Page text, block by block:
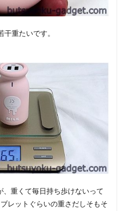
重たいです。
、重くて毎日持ち歩けないって
レットぐらいの重さだしそもそ